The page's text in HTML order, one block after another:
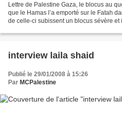
Lettre de Palestine Gaza, le blocus au
que le Hamas l’a emporté sur le Fatah
de celle-ci subissent un blocus sévère
interview laila shaid
Publié le 29/01/2008 à 15:26
Par MCPalestine